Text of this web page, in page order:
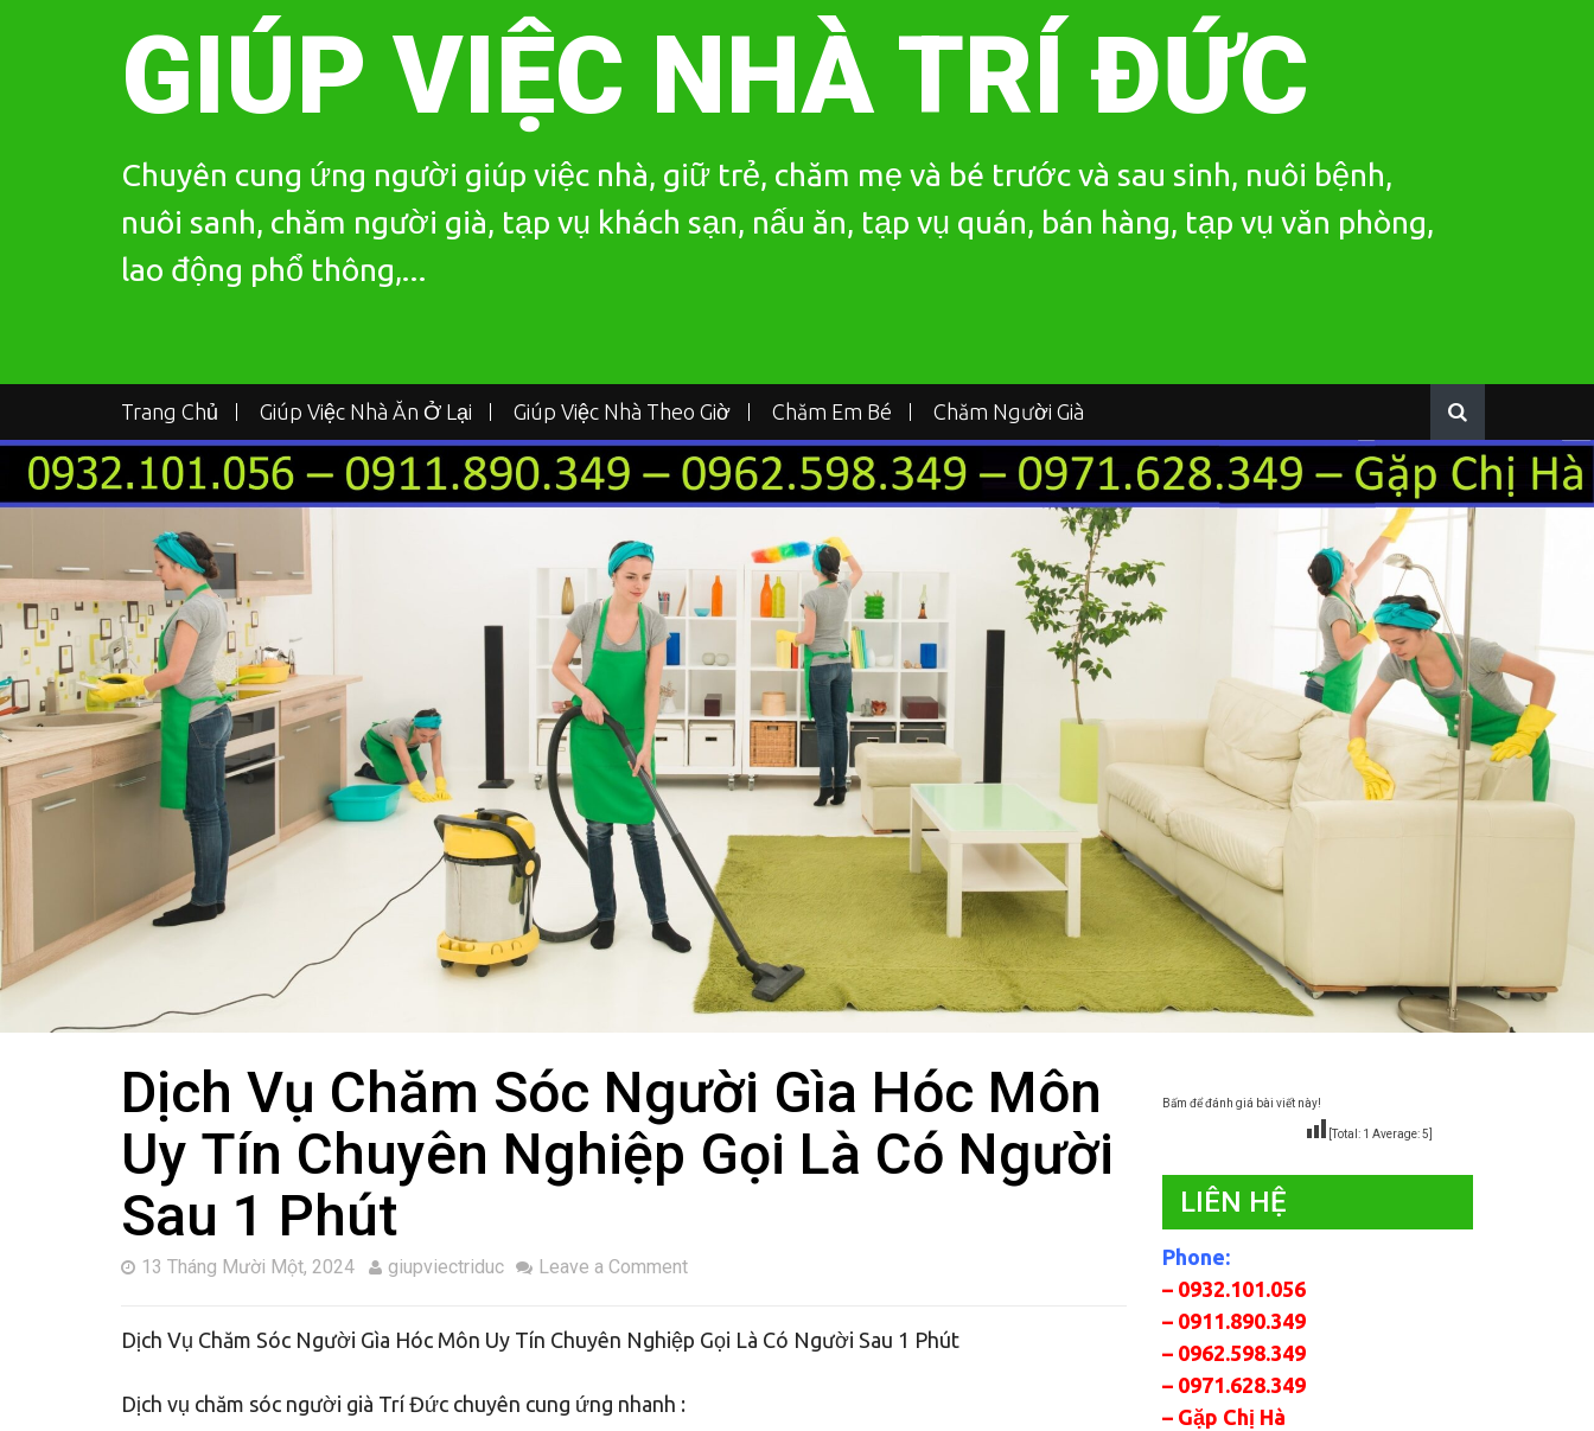
GIÚP VIỆC NHÀ TRÍ ĐỨC
Chuyên cung ứng người giúp việc nhà, giữ trẻ, chăm mẹ và bé trước và sau sinh, nuôi bệnh,
nuôi sanh, chăm người già, tạp vụ khách sạn, nấu ăn, tạp vụ quán, bán hàng, tạp vụ văn phòng,
lao động phổ thông,...
Trang Chủ Giúp Việc Nhà Ăn Ở Lại Giúp Việc Nhà Theo Giờ Chăm Em Bé Chăm Người Già
Dịch Vụ Chăm Sóc Người Gìa Hóc Môn
Uy Tín Chuyên Nghiệp Gọi Là Có Người
Sau 1 Phút
13 Tháng Mười Một, 2024 giupviectriduc Leave a Comment
Dịch Vụ Chăm Sóc Người Gìa Hóc Môn Uy Tín Chuyên Nghiệp Gọi Là Có Người Sau 1 Phút
Dịch vụ chăm sóc người già Trí Đức chuyên cung ứng nhanh :
Bấm để đánh giá bài viết này!
[Total: 1 Average:5
LIÊN HỆ
Phone:
– 0932.101.056
– 0911.890.349
– 0962.598.349
– 0971.628.349
– Gặp Chị Hà